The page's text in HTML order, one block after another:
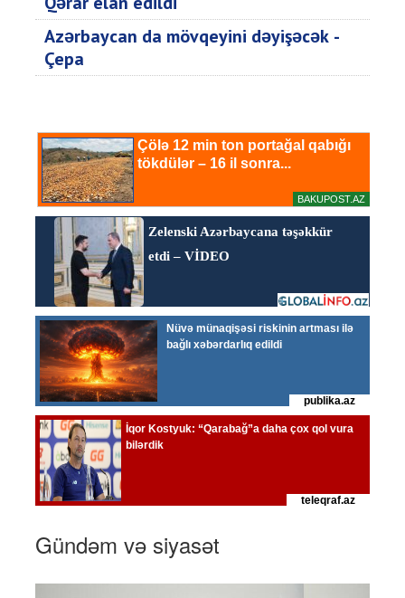
Azərbaycan da mövqeyini dəyişəcək -
Çepa
Gündəm və siyasət